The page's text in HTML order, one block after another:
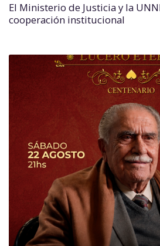
El Ministerio de Justicia y la
cooperación institucional